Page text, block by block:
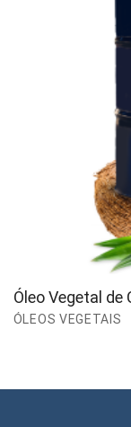
ÓLEOS VEGETAIS
Óleo Vegetal